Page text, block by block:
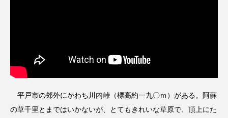
平戸市の郊外にかわち川内峠（標高約一九〇ｍ）がある。阿蘇
の草千里とまではいかないが、とてもきれいな草原で、頂上にた